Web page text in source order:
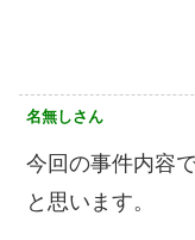
名無しさん
今回の事件内容
と思います。